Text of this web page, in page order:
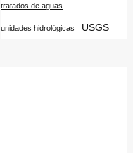
tratados de aguas
unidades hidrológicas USGS